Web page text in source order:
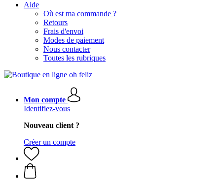
Aide
Où est ma commande ?
Retours
Frais d'envoi
Modes de paiement
Nous contacter
Toutes les rubriques
Mon compte
Identifiez-vous
Nouveau client ?
Créer un compte